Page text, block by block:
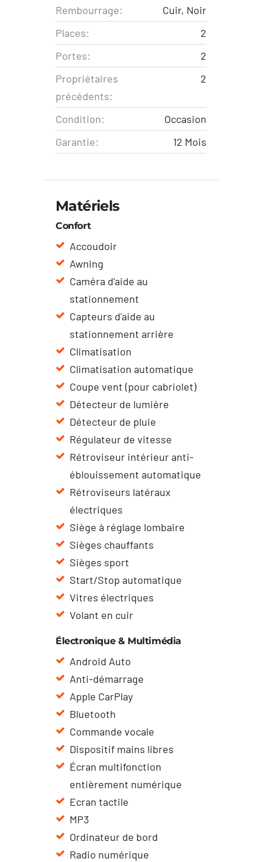
Rembourrage:
Cuir, Noir
Places:
2
Portes:
2
Propriétaires
précédents:
2
Condition:
Occasion
Garantie:
12 Mois
Matériels
Confort
Accoudoir
Awning
Caméra d'aide au
stationnement
Capteurs d'aide au
stationnement arrière
Climatisation
Climatisation automatique
Coupe vent (pour cabriolet)
Détecteur de lumière
Détecteur de pluie
Régulateur de vitesse
Rétroviseur intérieur anti-
éblouissement automatique
Rétroviseurs latéraux
électriques
Siège à réglage lombaire
Sièges chauffants
Sièges sport
Start/Stop automatique
Vitres électriques
Volant en cuir
Électronique & Multimédia
Android Auto
Anti-démarrage
Apple CarPlay
Bluetooth
Commande vocale
Dispositif mains libres
Écran multifonction
entièrement numérique
Ecran tactile
MP3
Ordinateur de bord
Radio numérique